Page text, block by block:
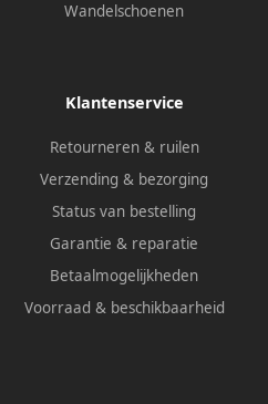
Wandelschoenen
Klantenservice
Retourneren & ruilen
Verzending & bezorging
Status van bestelling
Garantie & reparatie
Betaalmogelijkheden
Voorraad & beschikbaarheid